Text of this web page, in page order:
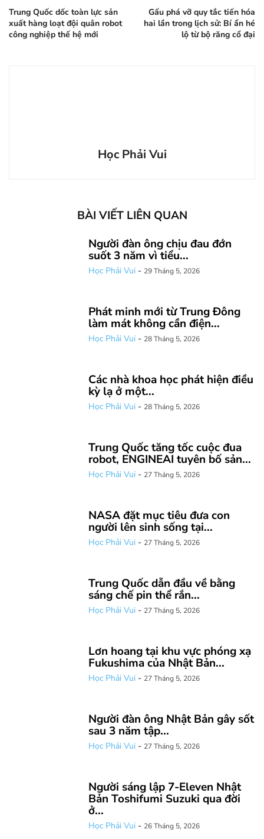
Trung Quốc dốc toàn lực sản
xuất hàng loạt đội quân robot
công nghiệp thế hệ mới
Gấu phá vỡ quy tắc tiến hóa
hai lần trong lịch sử: Bí ẩn hé
lộ từ bộ răng cổ đại
Học Phải Vui
BÀI VIẾT LIÊN QUAN
Người đàn ông chịu đau đớn
suốt 3 năm vì tiểu...
Học Phải Vui - 29 Tháng 5, 2026
Phát minh mới từ Trung Đông
làm mát không cần điện...
Học Phải Vui - 28 Tháng 5, 2026
Các nhà khoa học phát hiện điều
kỳ lạ ở một...
Học Phải Vui - 28 Tháng 5, 2026
Trung Quốc tăng tốc cuộc đua
robot, ENGINEAI tuyên bố sản...
Học Phải Vui - 27 Tháng 5, 2026
NASA đặt mục tiêu đưa con
người lên sinh sống tại...
Học Phải Vui - 27 Tháng 5, 2026
Trung Quốc dẫn đầu về bằng
sáng chế pin thể rắn...
Học Phải Vui - 27 Tháng 5, 2026
Lơn hoang tại khu vực phóng xạ
Fukushima của Nhật Bản...
Học Phải Vui - 27 Tháng 5, 2026
Người đàn ông Nhật Bản gây sốt
sau 3 năm tập...
Học Phải Vui - 27 Tháng 5, 2026
Người sáng lập 7-Eleven Nhật
Bản Toshifumi Suzuki qua đời
ở...
Học Phải Vui - 26 Tháng 5, 2026